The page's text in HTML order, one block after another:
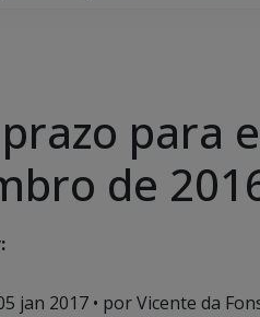
para
de
jan 2017 • por Vicente da